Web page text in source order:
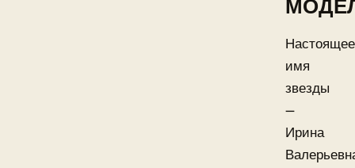
Настоящее
имя
звезды
—
Ирина